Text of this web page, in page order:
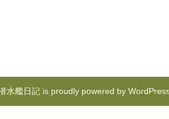
水艦日記 is proudly powered by